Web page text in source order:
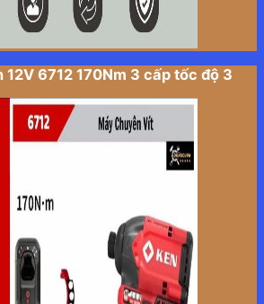
12V 6712 170Nm 3 cấp tốc độ 3